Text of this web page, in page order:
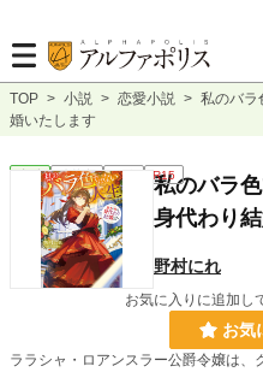
TOP > 小説 > 恋愛小説 > 私のバ
婚いたします
恋愛 連載中 長編 R15
私のバラ
身代わり
野村にれ
お気に入りに追加し
お気
ララシャ・ロアンスラー公爵令嬢は